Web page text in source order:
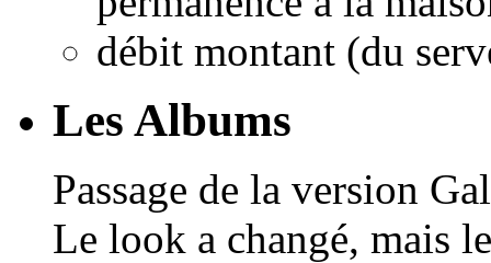
débit montant (du
Les Albums
Passage de la version
Le look a changé, mais